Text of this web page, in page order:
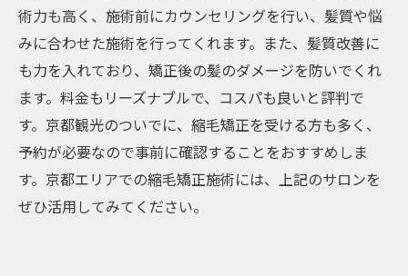
術力も高く、施術前にカウンセリングを行い、髪質や悩
みに合わせた施術を行ってくれます。また、髪質改善に
も力を入れており、矯正後の髪のダメージを防いでくれ
ます。料金もリーズナブルで、コスパも良いと評判で
す。京都観光のついでに、縮毛矯正を受ける方も多く、
予約が必要なので事前に確認することをおすすめしま
す。京都エリアでの縮毛矯正施術には、上記のサロンを
ぜひ活用してみてください。